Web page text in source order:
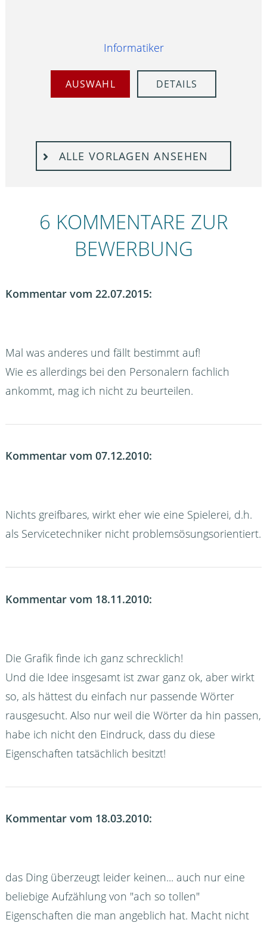
Informatiker
AUSWAHL DETAILS
ALLE VORLAGEN ANSEHEN
6 KOMMENTARE ZUR
BEWERBUNG
Kommentar vom 22.07.2015:
Mal was anderes und fällt bestimmt auf!
Wie es allerdings bei den Personalern fachlich
ankommt, mag ich nicht zu beurteilen.
Kommentar vom 07.12.2010:
Nichts greifbares, wirkt eher wie eine Spielerei, d.h.
als Servicetechniker nicht problemsösungsorientiert.
Kommentar vom 18.11.2010:
Die Grafik finde ich ganz schrecklich!
Und die Idee insgesamt ist zwar ganz ok, aber wirkt
so, als hättest du einfach nur passende Wörter
rausgesucht. Also nur weil die Wörter da hin passen,
habe ich nicht den Eindruck, dass du diese
Eigenschaften tatsächlich besitzt!
Kommentar vom 18.03.2010:
das Ding überzeugt leider keinen... auch nur eine
beliebige Aufzählung von "ach so tollen"
Eigenschaften die man angeblich hat. Macht nicht